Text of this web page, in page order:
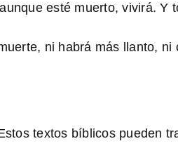
esté muerto, vivirá. Y
ni habrá más llanto, ni
textos bíblicos pueden